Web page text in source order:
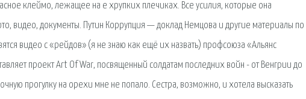
клеймо, лежащее на е хрупких плечиках. Все усилия, которые она
видео, документы. Путин Коррупция — доклад Немцова и другие материалы по
видео с «рейдов» (я не знаю как ещё их назвать) профсоюза «Альянс
проект Art Of War, посвященный солдатам последних войн - от Венгрии до
прогулку на орехи мне не попало. Сестра, возможно, и хотела высказать